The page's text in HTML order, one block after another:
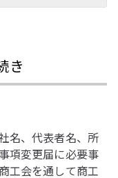
き
名、代表者名、所
項変更届に必要事
工会を通して商工